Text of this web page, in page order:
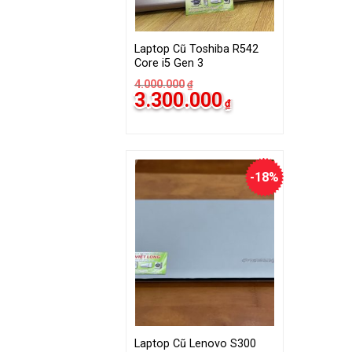
Laptop Cũ Toshiba R542
Core i5 Gen 3
4.000.000 ₫
Giá
gốc
3.300.000 ₫hiện
tại
-18%
Laptop Cũ Lenovo S300